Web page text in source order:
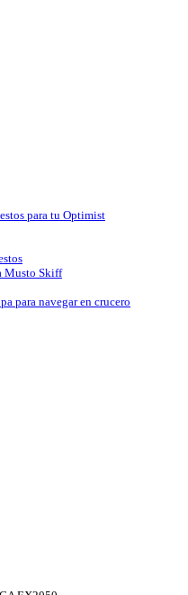
para tu Optimist
Musto Skiff
para navegar en crucero